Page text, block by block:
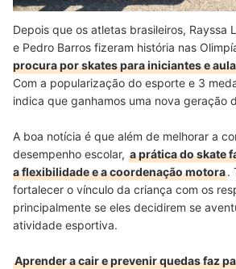
Depois que os atletas brasileiros, Rayssa
e Pedro Barros fizeram história nas
procura por skates para iniciantes e
Com a popularização do esporte e 3
indica que ganhamos uma nova geração
A boa notícia é que além de melhorar a
desempenho escolar, a prática do skate
a flexibilidade e a coordenação motora.
fortalecer o vínculo da criança com os
principalmente se eles decidirem se
atividade esportiva.
Aprender a cair e prevenir quedas faz